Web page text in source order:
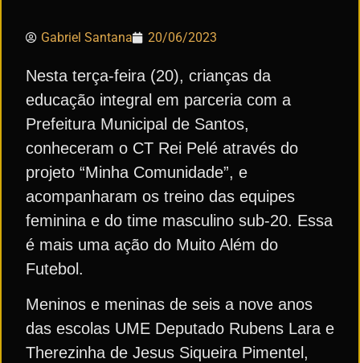
Gabriel Santana 20/06/2023
Nesta terça-feira (20), crianças da
educação integral em parceria com a
Prefeitura Municipal de Santos,
conheceram o CT Rei Pelé através do
projeto “Minha Comunidade”, e
acompanharam os treino das equipes
feminina e do time masculino sub-20. Essa
é mais uma ação do Muito Além do
Futebol.
Meninos e meninas de seis a nove anos
das escolas UME Deputado Rubens Lara e
Therezinha de Jesus Siqueira Pimentel,